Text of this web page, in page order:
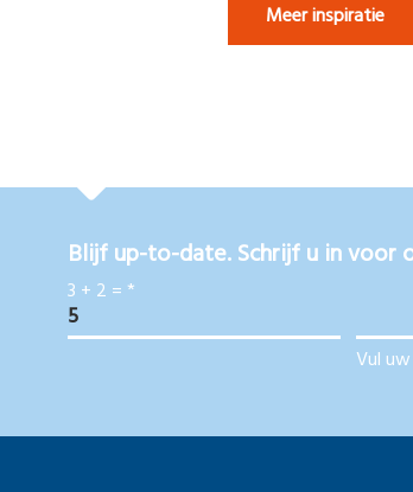
Meer inspiratie
Blijf up-to-date. Schrijf u in voor
3 + 2 = *
Vul